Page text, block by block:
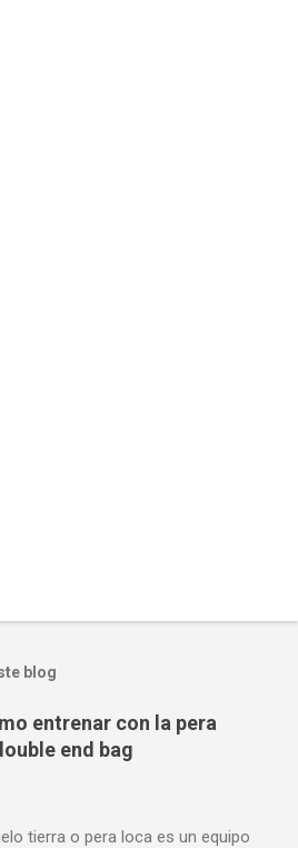
blog
entrenar con la pera
end bag
tierra o pera loca es un equipo